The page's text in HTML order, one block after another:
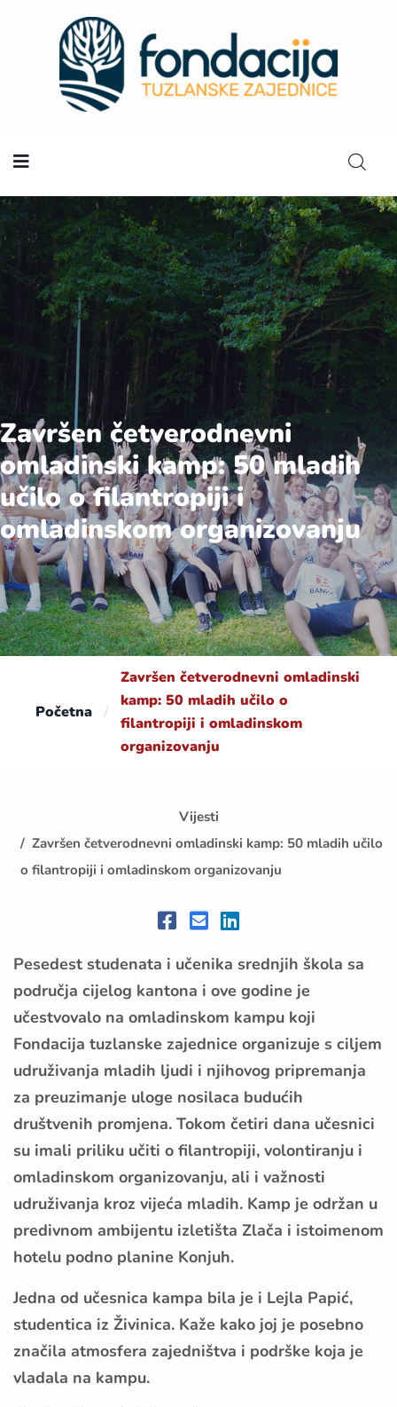
Početna
Završen četverodnevni
omladinski kamp: 50 mladih
učilo o filantropiji i
omladinskom organizovanju
Početna /
Završen četverodnevni omladinski
kamp: 50 mladih učilo o
filantropiji i omladinskom
organizovanju
Vijesti
Završen četverodnevni omladinski kamp: 50 mladih učilo
o filantropiji i omladinskom organizovanju
Pesedest studenata i učenika srednjih škola sa
područja cijelog kantona i ove godine je
učestvovalo na omladinskom kampu koji
Fondacija tuzlanske zajednice organizuje s ciljem
udruživanja mladih ljudi i njihovog pripremanja
za preuzimanje uloge nosilaca budućih
društvenih promjena. Tokom četiri dana učesnici
su imali priliku učiti o filantropiji, volontiranju i
omladinskom organizovanju, ali i važnosti
udruživanja kroz vijeća mladih. Kamp je održan u
predivnom ambijentu izletišta Zlača i istoimenom
hotelu podno planine Konjuh.
Jedna od učesnica kampa bila je i Lejla Papić,
studentica iz Živinica. Kaže kako joj je posebno
značila atmosfera zajedništva i podrške koja je
vladala na kampu.